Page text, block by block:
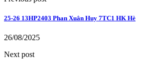
25-26 13HP2403 Phan Xuân Huy 7TC1 HK Hè
26/08/2025
Next post